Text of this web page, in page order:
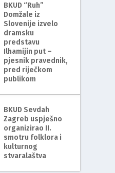
BKUD “Ruh”
Domžale iz
Slovenije izvelo
dramsku
predstavu
Ilhamijin put –
pjesnik pravednik,
pred riječkom
publikom
BKUD Sevdah
Zagreb uspješno
organizirao II.
smotru folklora i
kulturnog
stvaralaštva